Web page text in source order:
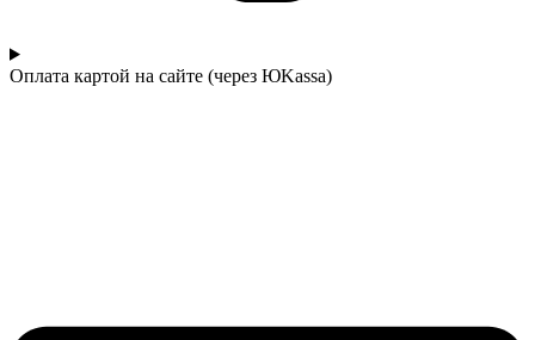
Оплата картой на сайте (через ЮKassa)